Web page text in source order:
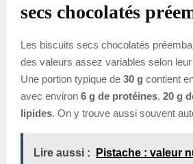
secs chocolatés
Les biscuits secs chocolatés
des valeurs assez variables selon
Une portion typique de 30 g contient
avec environ 6 g de protéines, 20 g
lipides. On y trouve aussi souvent
Lire aussi :
Pistache : valeur